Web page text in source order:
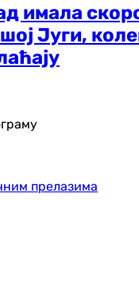
имала
Југи,
прелазима